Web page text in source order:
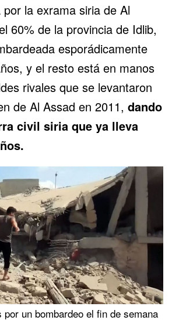
la exrama siria de Al
60% de la provincia de Idlib,
esporádicamente
y el resto está en manos
rivales que se levantaron
de Al Assad en 2011, dando
civil siria que ya lleva
por un bombardeo el fin de semana